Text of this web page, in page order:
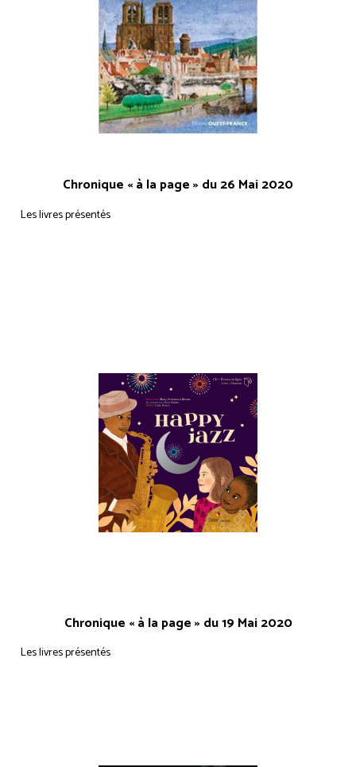
Chronique « à la page » du 26 Mai 2020
Les livres présentés
Chronique « à la page » du 19 Mai 2020
Les livres présentés